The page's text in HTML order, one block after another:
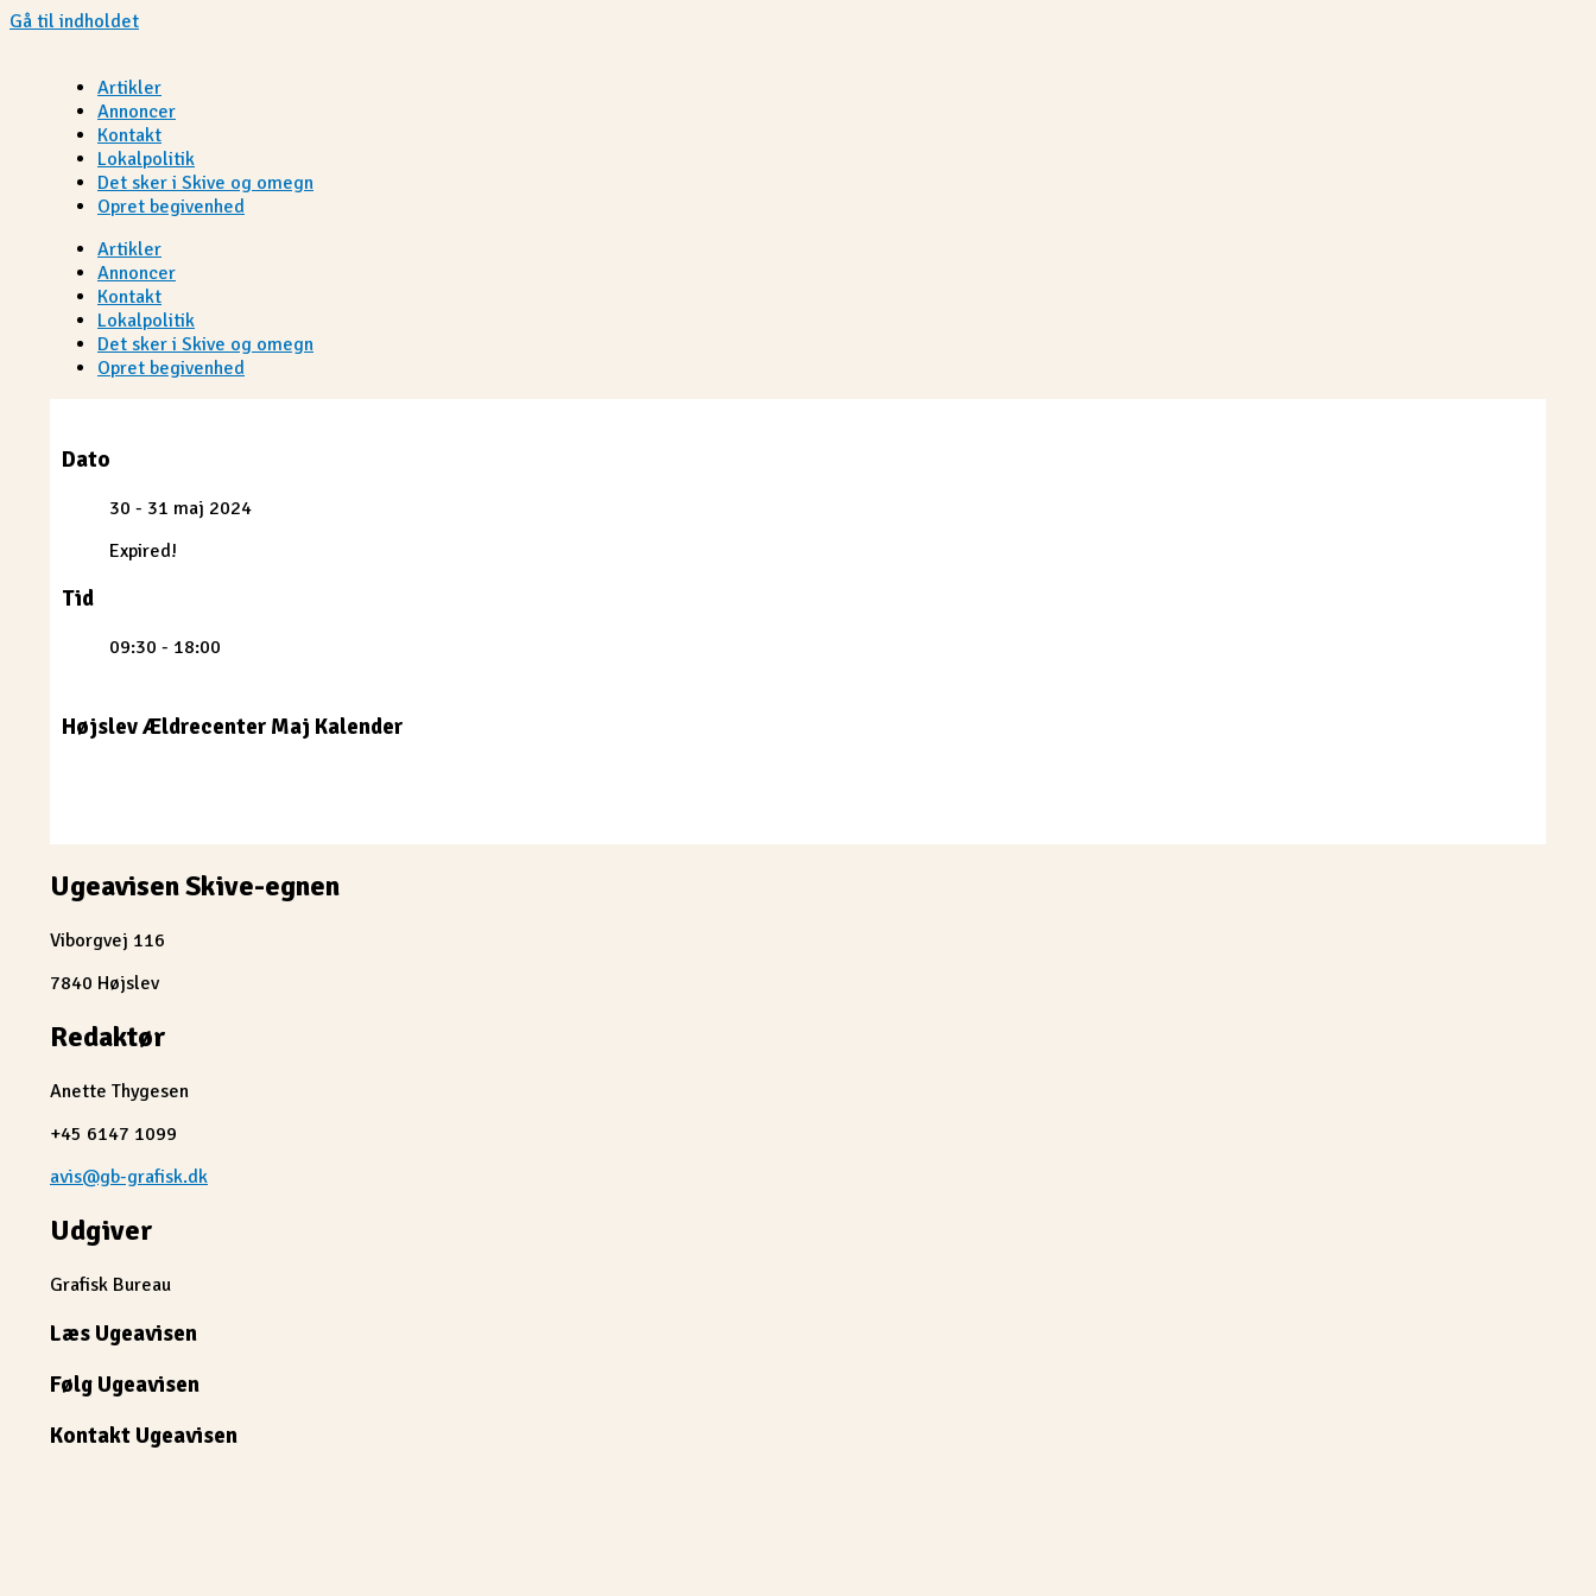
Gå til indholdet
Artikler
Annoncer
Kontakt
Lokalpolitik
Det sker i Skive og omegn
Opret begivenhed
Artikler
Annoncer
Kontakt
Lokalpolitik
Det sker i Skive og omegn
Opret begivenhed
Dato
30 - 31 maj 2024
Expired!
Tid
09:30 - 18:00
Højslev Ældrecenter Maj Kalender
Ugeavisen Skive-egnen
Viborgvej 116
7840 Højslev
Redaktør
Anette Thygesen
+45 6147 1099
avis@gb-grafisk.dk
Udgiver
Grafisk Bureau
Læs Ugeavisen
Følg Ugeavisen
Kontakt Ugeavisen